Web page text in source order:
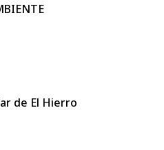
de El Hierro